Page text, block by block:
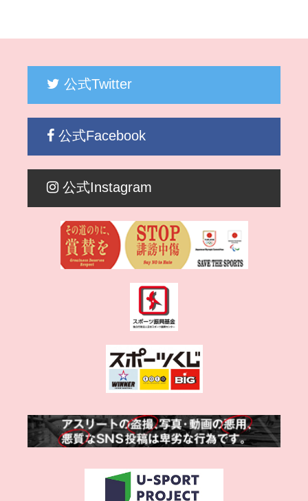
公式Twitter
公式Facebook
公式Instagram